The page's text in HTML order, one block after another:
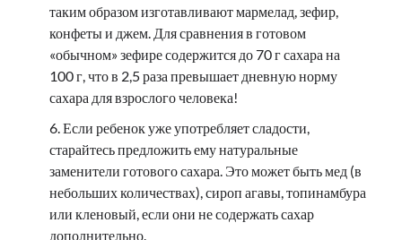
таким образом изготавливают мармелад, зефир,
конфеты и джем. Для сравнения в готовом
«обычном» зефире содержится до 70 г сахара на
100 г, что в 2,5 раза превышает дневную норму
сахара для взрослого человека!
Если ребенок уже употребляет сладости,
старайтесь предложить ему натуральные
заменители готового сахара. Это может быть мед (в
небольших количествах), сироп агавы, топинамбура
или кленовый, если они не содержать сахар
дополнительно.